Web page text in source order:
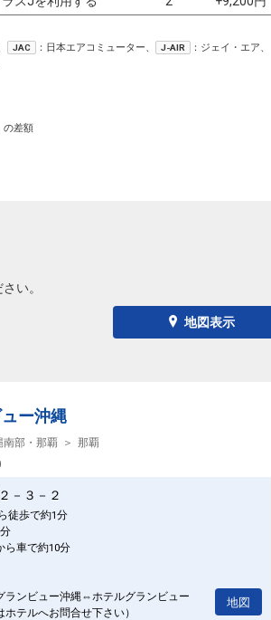
JAC ：日本エアコミューター、 J-AIR ：ジェイ・エア、
の差額
い。
地図表示
ー沖縄
南部・那覇 那覇
－３－２
徒歩で約1分
ら車で約10分
ランビュー沖縄⇔ホテルグランビュー
テルへお問合せ下さい）
地図